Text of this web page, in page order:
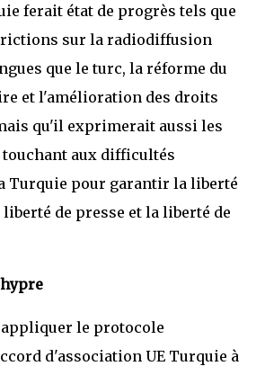
ferait état de progrès tels que
sur la radiodiffusion
que le turc, la réforme du
et l'amélioration des droits
qu'il exprimerait aussi les
aux difficultés
Turquie pour garantir la liberté
de presse et la liberté de
le protocole
d'association UE Turquie à